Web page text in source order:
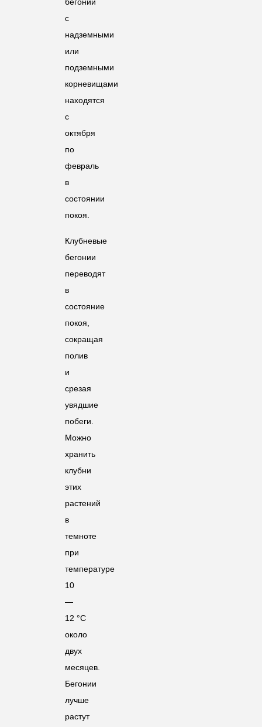
с
надземными
или
подземными
корневищами
находятся
с
октября
по
февраль
в
состоянии
покоя.
Клубневые
бегонии
переводят
в
состояние
покоя,
сокращая
полив
и
срезая
увядшие
побеги.
Можно
хранить
клубни
этих
растений
в
темноте
при
температуре
10
—
12 °C
около
двух
месяцев.
Бегонии
лучше
растут